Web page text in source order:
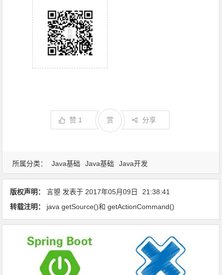
赞 1 分享
赏
所属分类： Java基础 Java基础 Java开发
版权声明： 言曌 发表于 2017年05月09日
21:38:41
转载注明：
java getSource()和 getActionCommand()